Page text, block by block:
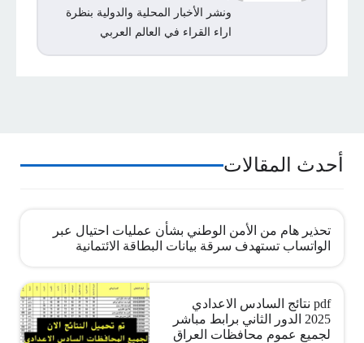
ونشر الأخبار المحلية والدولية بنظرة
اراء القراء في العالم العربي
أحدث المقالات
تحذير هام من الأمن الوطني بشأن عمليات احتيال عبر
الواتساب تستهدف سرقة بيانات البطاقة الائتمانية
pdf نتائج السادس الاعدادي
2025 الدور الثاني برابط مباشر
لجميع عموم محافظات العراق